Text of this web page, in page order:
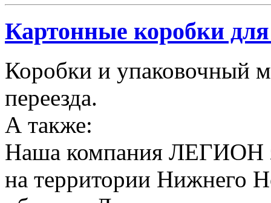
Картонные коробки для
Коробки и упаковочный
переезда.
А также:
Наша компания ЛЕГИОН
на территории Нижнего